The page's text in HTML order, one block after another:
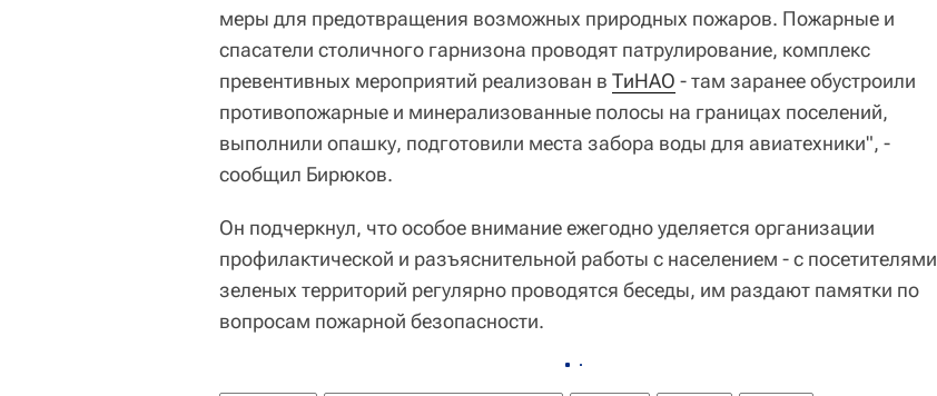
меры для предотвращения возможных природных пожаров. Пожарные и
спасатели столичного гарнизона проводят патрулирование, комплекс
превентивных мероприятий реализован в ТиНАО - там заранее обустроили
противопожарные и минерализованные полосы на границах поселений,
выполнили опашку, подготовили места забора воды для авиатехники", -
сообщил Бирюков.
Он подчеркнул, что особое внимание ежегодно уделяется организации
профилактической и разъяснительной работы с населением - с посетителями
зеленых территорий регулярно проводятся беседы, им раздают памятки по
вопросам пожарной безопасности.